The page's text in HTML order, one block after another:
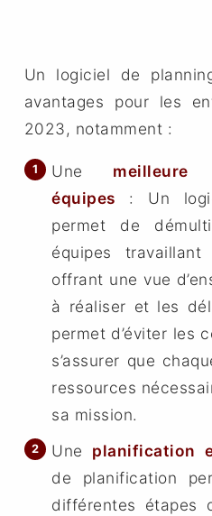
Un logiciel de
avantages pour les
2023, notamment :
Une meilleure
équipes : Un
permet de
équipes
offrant une vue
à réaliser et les
permet d’éviter les
s’assurer que
ressources
sa mission.
Une planification
de planification
différentes étapes